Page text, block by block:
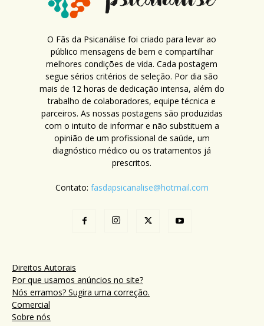
O Fãs da Psicanálise foi criado para levar ao
público mensagens de bem e compartilhar
melhores condições de vida. Cada postagem
segue sérios critérios de seleção. Por dia são
mais de 12 horas de dedicação intensa, além do
trabalho de colaboradores, equipe técnica e
parceiros. As nossas postagens são produzidas
com o intuito de informar e não substituem a
opinião de um profissional de saúde, um
diagnóstico médico ou os tratamentos já
prescritos.
Contato: fasdapsicanalise@hotmail.com
Direitos Autorais
Por que usamos anúncios no site?
Nós erramos? Sugira uma correção.
Comercial
Sobre nós